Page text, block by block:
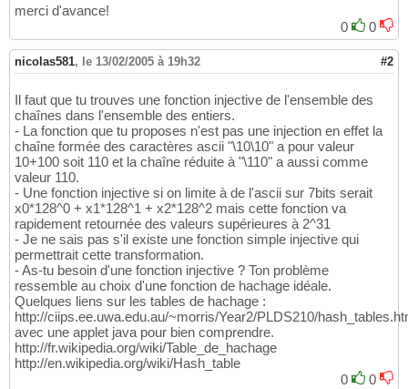
merci d'avance!
0
0
nicolas581, le 13/02/2005 à 19h32 #2
Il faut que tu trouves une fonction injective de l'ensemble des
chaînes dans l'ensemble des entiers.
- La fonction que tu proposes n'est pas une injection en effet la
chaîne formée des caractères ascii "\10\10" a pour valeur
10+100 soit 110 et la chaîne réduite à "\110" a aussi comme
valeur 110.
- Une fonction injective si on limite à de l'ascii sur 7bits serait
x0*128^0 + x1*128^1 + x2*128^2 mais cette fonction va
rapidement retournée des valeurs supérieures à 2^31
- Je ne sais pas s'il existe une fonction simple injective qui
permettrait cette transformation.
- As-tu besoin d'une fonction injective ? Ton problème
ressemble au choix d'une fonction de hachage idéale.
Quelques liens sur les tables de hachage :
http://ciips.ee.uwa.edu.au/~morris/Year2/PLDS210/
avec une applet java pour bien comprendre.
http://fr.wikipedia.org/wiki/Table_de_hachage
http://en.wikipedia.org/wiki/Hash_table
0
0